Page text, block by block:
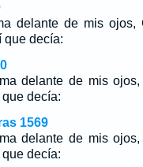
delante de mis ojos,
que decía:
delante de mis
decía:
1569
delante de mis
decía: